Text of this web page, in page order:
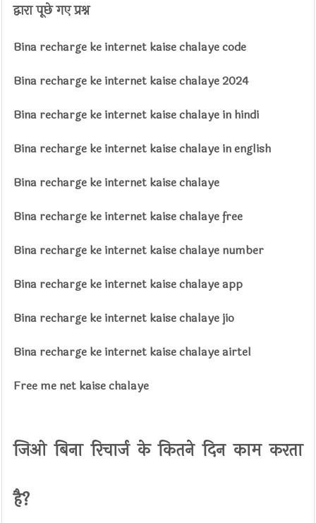
द्वारा पूछे गए प्रश्न
Bina recharge ke internet kaise chalaye code
Bina recharge ke internet kaise chalaye 2024
Bina recharge ke internet kaise chalaye in hindi
Bina recharge ke internet kaise chalaye in english
Bina recharge ke internet kaise chalaye
Bina recharge ke internet kaise chalaye free
Bina recharge ke internet kaise chalaye number
Bina recharge ke internet kaise chalaye app
Bina recharge ke internet kaise chalaye jio
Bina recharge ke internet kaise chalaye airtel
Free me net kaise chalaye
जिओ बिना रिचार्ज के कितने दिन काम करता
है?